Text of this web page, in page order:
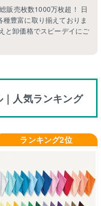
販売枚数1000万枚超！ 日
豊富に取り揃えておりま
と卸価格でスピーデイにご
人気ランキング
ランキング2位